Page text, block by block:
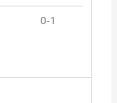
0-1